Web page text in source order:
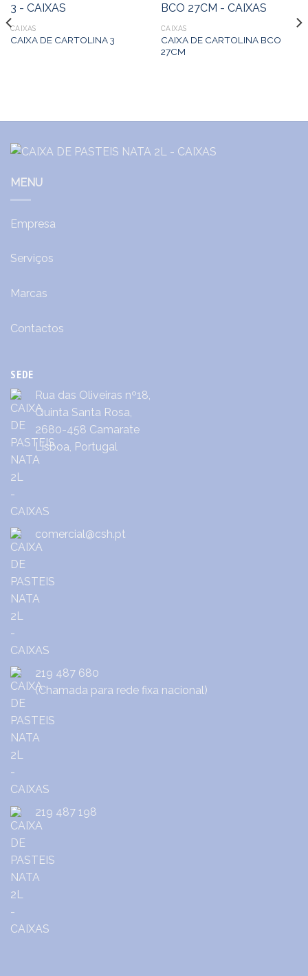
CAIXAS
CAIXA DE CARTOLINA 3
CAIXAS
CAIXA DE CARTOLINA BCO
27CM
MENU
Empresa
Serviços
Marcas
Contactos
SEDE
Rua das Oliveiras nº18,
Quinta Santa Rosa,
2680-458 Camarate
Lisboa, Portugal
comercial@csh.pt
219 487 680
(Chamada para rede fixa nacional)
219 487 198